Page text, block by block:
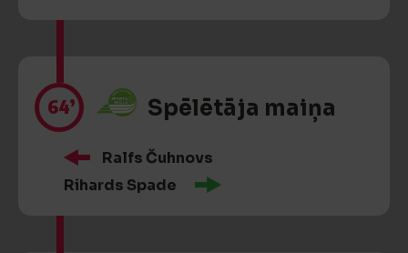
64’ Spēlētāja maiņa
Ralfs Čuhnovs
Rihards Spade